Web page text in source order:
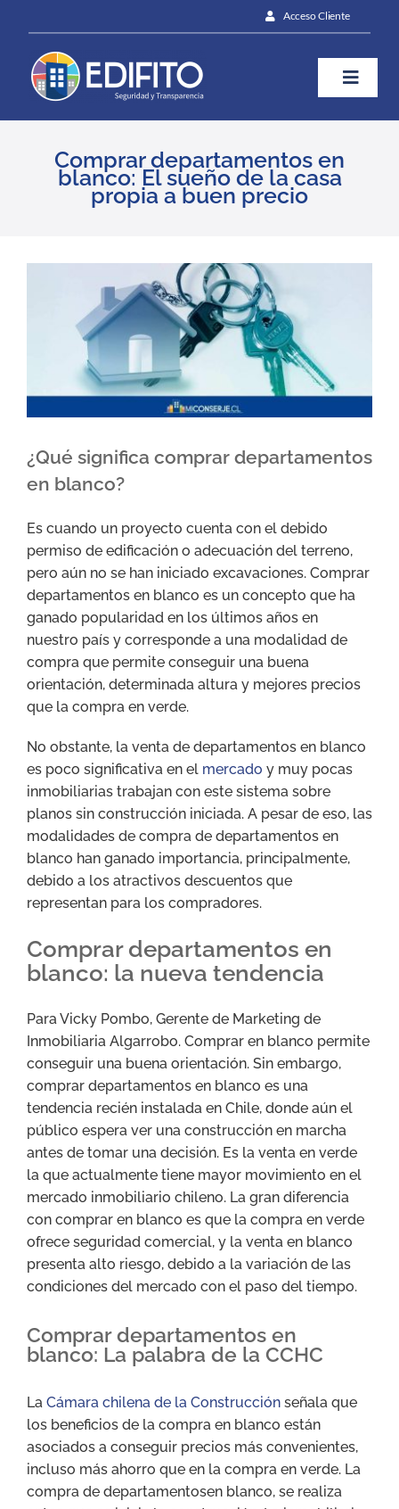
content
Acceso Cliente
Toggle
Blog
Prensa
Contáctanos
Comprar departamentos en
blanco: El sueño de la casa
propia a buen precio
¿Qué significa comprar departamentos
en blanco?
Es cuando un proyecto cuenta con el debido
permiso de edificación o adecuación del terreno,
pero aún no se han iniciado excavaciones. Comprar
departamentos en blanco es un concepto que ha
ganado popularidad en los últimos años en
nuestro país y corresponde a una modalidad de
compra que permite conseguir una buena
orientación, determinada altura y mejores precios
que la compra en verde.
No obstante, la venta de departamentos en blanco
es poco significativa en el mercado y muy pocas
inmobiliarias trabajan con este sistema sobre
planos sin construcción iniciada. A pesar de eso, las
modalidades de compra de departamentos en
blanco han ganado importancia, principalmente,
debido a los atractivos descuentos que
representan para los compradores.
Comprar departamentos en
blanco: la nueva tendencia
Para Vicky Pombo, Gerente de Marketing de
Inmobiliaria Algarrobo. Comprar en blanco permite
conseguir una buena orientación. Sin embargo,
comprar departamentos en blanco es una
tendencia recién instalada en Chile, donde aún el
público espera ver una construcción en marcha
antes de tomar una decisión. Es la venta en verde
la que actualmente tiene mayor movimiento en el
mercado inmobiliario chileno. La gran diferencia
con comprar en blanco es que la compra en verde
ofrece seguridad comercial, y la venta en blanco
presenta alto riesgo, debido a la variación de las
condiciones del mercado con el paso del tiempo.
Comprar departamentos en
blanco: La palabra de la CCHC
La Cámara chilena de la Construcción señala que
los beneficios de la compra en blanco están
asociados a conseguir precios más convenientes,
incluso más ahorro que en la compra en verde. La
compra de departamentosen blanco, se realiza